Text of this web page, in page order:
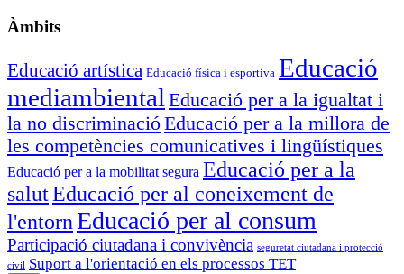
Àmbits
Educació artística Educació física i esportiva Educació
mediambientalEducació per a la igualtat i
la no discriminacióEducació per a la millora de
les competències comunicatives i lingüístiques
Educació per a la mobilitat segura Educació per a la
salutEducació per al coneixement de
l'entornEducació per al consum
Participació ciutadana i convivència seguretat ciutadana i protecció
civil Suport a l'orientació en els processos TET